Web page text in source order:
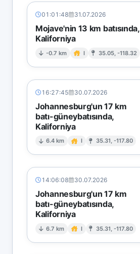
01:01:48 31.07.2026
Mojave'nin 13 km batısında,
Kaliforniya
-0.7 km I 35.05, -118.32
16:27:45 30.07.2026
Johannesburg'un 17 km
batı-güneybatısında,
Kaliforniya
6.4 km I 35.31, -117.80
14:06:08 30.07.2026
Johannesburg'un 17 km
batı-güneybatısında,
Kaliforniya
6.7 km I 35.31, -117.80